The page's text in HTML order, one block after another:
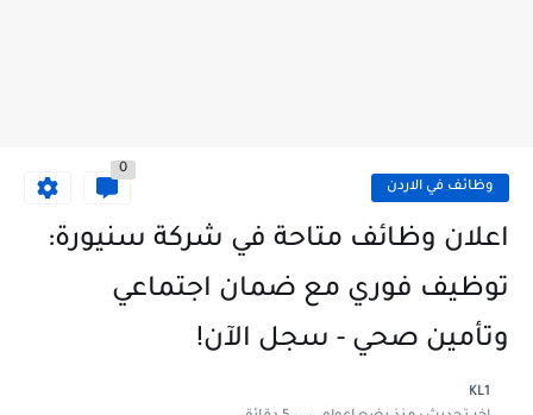
وظائف في الاردن
0
اعلان وظائف متاحة في شركة سنيورة:
توظيف فوري مع ضمان اجتماعي
وتأمين صحي - سجل الآن!
KL1